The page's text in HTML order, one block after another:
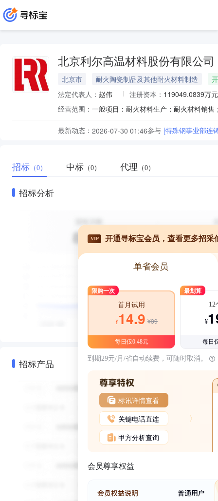
北京利尔高温材料股份有限公司
北京市 耐火陶瓷制品及其他耐火材料制造
法定代表人： 赵伟 注册资本： 119049.0839万元
经营范围：
最新动态： 2026-07-30 01:46参与 [特殊钢事业部连
招标 （0） 中标 （0） 代理 （0）
招标分析
招标产品
VIP 开通寻标宝会员，查看更多招采
单省会员
限购一次
首月试用
¥14.9 ¥39
每日仅0.48元
最划算
12
¥
每日
到期29元/月/省自动续费，可随时取消。
标讯详情查看
关键电话直连
甲方分析查询
会员尊享权益